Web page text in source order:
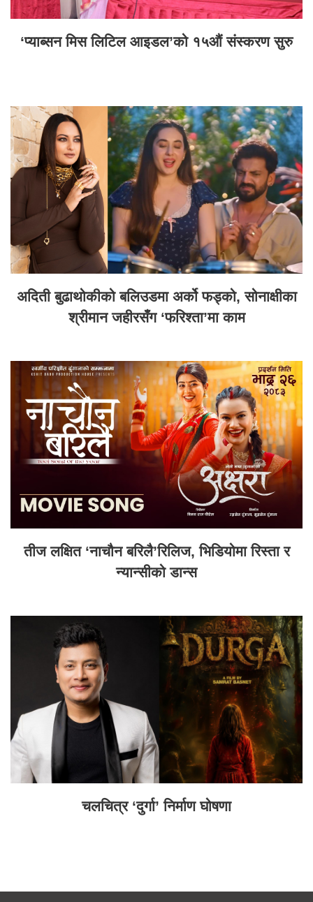
‘प्याब्सन मिस लिटिल आइडल’को १५औं संस्करण सुरु
अदिती बुढाथोकीको बलिउडमा अर्को फड्को, सोनाक्षीका
श्रीमान जहीरसँग ‘फरिश्ता’मा काम
तीज लक्षित ‘नाचौन बरिलै’रिलिज, भिडियोमा रिस्ता र
न्यान्सीको डान्स
चलचित्र ‘दुर्गा’ निर्माण घोषणा